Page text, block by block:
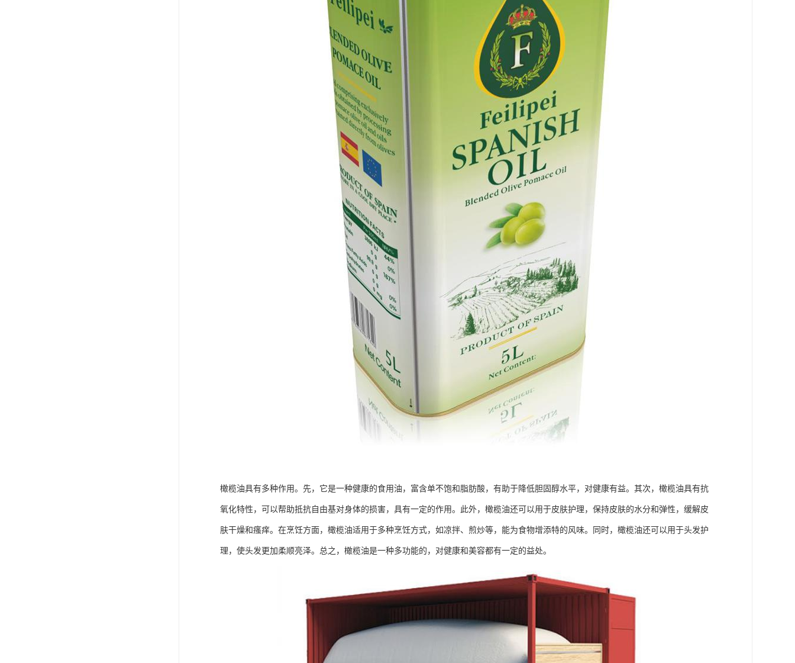
橄榄油具有多种作用。先，它是一种健康的食用油，富含单不饱和脂肪酸，有助于降低胆固醇水平，对健康有益。其次，橄榄油具有抗
氧化特性，可以帮助抵抗自由基对身体的损害，具有一定的作用。此外，橄榄油还可以用于皮肤护理，保持皮肤的水分和弹性，缓解皮
肤干燥和瘙痒。在烹饪方面，橄榄油适用于多种烹饪方式，如凉拌、煎炒等，能为食物增添特的风味。同时，橄榄油还可以用于头发护
理，使头发更加柔顺亮泽。总之，橄榄油是一种多功能的，对健康和美容都有一定的益处。